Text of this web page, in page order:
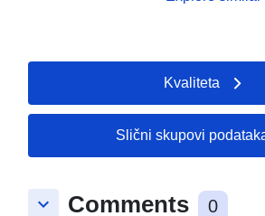
Kvaliteta
Slični skupovi
keyboard_arrow_down Comments 0